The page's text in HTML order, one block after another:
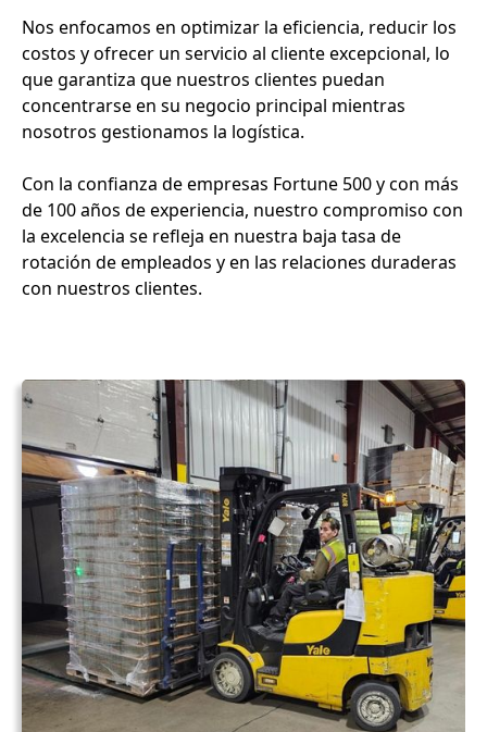
Nos enfocamos en optimizar la eficiencia, reducir los
costos y ofrecer un servicio al cliente excepcional, lo
que garantiza que nuestros clientes puedan
concentrarse en su negocio principal mientras
nosotros gestionamos la logística.
Con la confianza de empresas Fortune 500 y con más
de 100 años de experiencia, nuestro compromiso con
la excelencia se refleja en nuestra baja tasa de
rotación de empleados y en las relaciones duraderas
con nuestros clientes.